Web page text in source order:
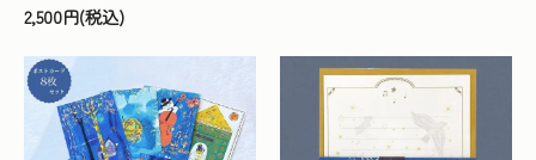
2,500円(税込)